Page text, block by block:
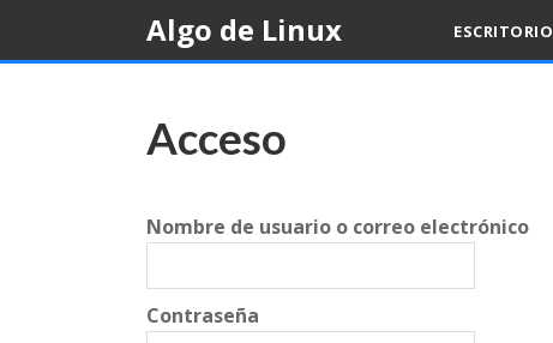
content
Algo de Linux ESCRITORIO
Acceso
Nombre de usuario o correo electrónico
Contraseña